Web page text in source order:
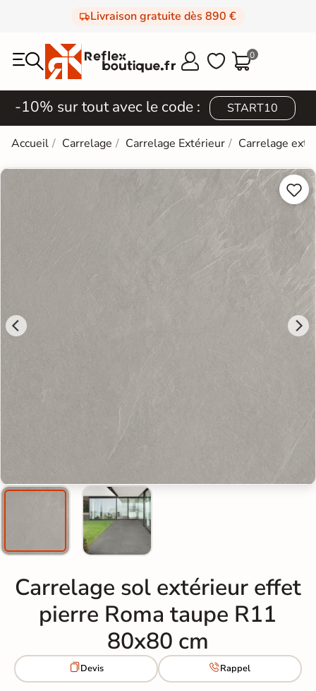
Livraison gratuite dès 890 €
  0
-10% sur tout avec le code : START10
Accueil Carrelage Carrelage Extérieur Carrelage


Carrelage sol extérieur effet
pierre Roma taupe R11
80x80 cm
Devis Rappel